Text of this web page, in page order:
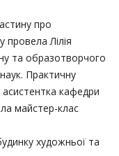
про
провела Лілія
та образотворчого
Практичну
кафедри
майстер-клас
художньої та